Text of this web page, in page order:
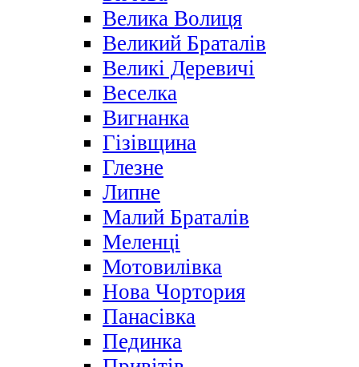
Велика Волиця
Великий Браталів
Великі Деревичі
Веселка
Вигнанка
Гізівщина
Глезне
Липне
Малий Браталів
Меленці
Мотовилівка
Нова Чортория
Панасівка
Пединка